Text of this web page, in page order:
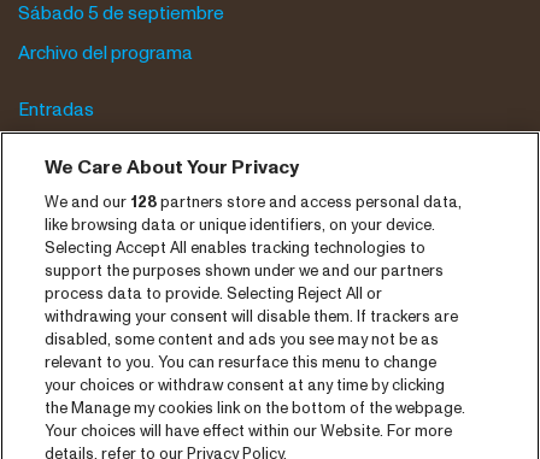
Sábado 5 de septiembre
Archivo del programa
Entradas
Prensa
Contaco
CNSJ26 Spotify playlist
Facebook
Instagram
YouTube
We Care About Your Privacy
We and our 128partners store and access personal data,
like browsing data or unique identifiers, on your device.
Selecting Accept All enables tracking technologies to
support the purposes shown under we and our partners
process data to provide. Selecting Reject All or
withdrawing your consent will disable them. If trackers are
disabled, some content and ads you see may not be as
relevant to you. You can resurface this menu to change
your choices or withdraw consent at any time by clicking
the Manage my cookies link on the bottom of the webpage.
Your choices will have effect within our Website. For more
details, refer to our Privacy Policy.